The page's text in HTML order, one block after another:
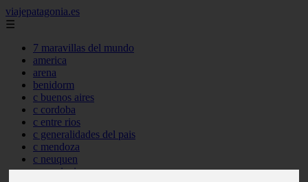
viajepatagonia.es
☰
7 maravillas del mundo
america
arena
benidorm
c buenos aires
c cordoba
c entre rios
c generalidades del pais
c mendoza
c neuquen
c provincias